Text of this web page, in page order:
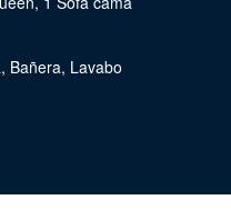
Bañera, Lavabo